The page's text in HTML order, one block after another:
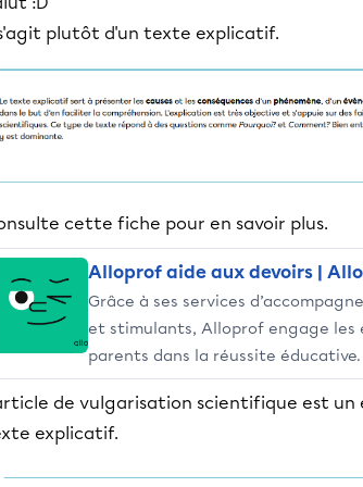
plutôt d'un texte explicatif.
cette fiche pour en savoir plus.
Alloprof aide aux devoirs |
Grâce à ses services
et stimulants, Alloprof engage les
parents dans la réussite éducative.
de vulgarisation scientifique est un
explicatif.